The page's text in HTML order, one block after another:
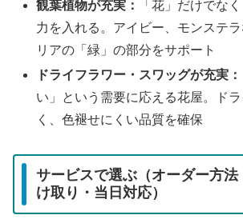
観葉植物が充実：
「花」だけでな
力を入れる。アイビー、モンステ
リアの「緑」の部分をサポート
ドライフラワー・スワッグが充実：
い」という需要に応える花屋。ド
く、色褪せにくい品質を確保
サービスで選ぶ（オーダー方法
け取り・当日対応）